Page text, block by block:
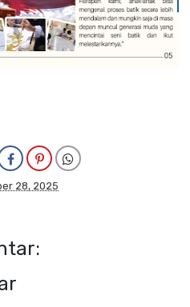
28, 2025